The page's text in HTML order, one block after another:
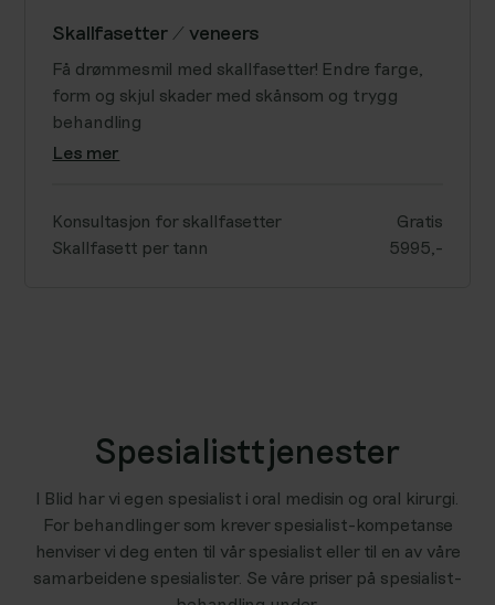
Skallfasetter / veneers
Få drømmesmil med skallfasetter! Endre farge,
form og skjul skader med skånsom og trygg
behandling
Les mer
Konsultasjon for skallfasetter
Gratis
Skallfasett per tann
5995,-
Spesialisttjenester
I Blid har vi egen spesialist i oral medisin og oral kirurgi.
For behandlinger som krever spesialist-kompetanse
henviser vi deg enten til vår spesialist eller til en av våre
samarbeidene spesialister. Se våre priser på spesialist-